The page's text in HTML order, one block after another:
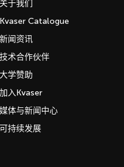
关于我们
Kvaser Catalogue
新闻资讯
技术合作伙伴
大学赞助
加入Kvaser
媒体与新闻中心
可持续发展